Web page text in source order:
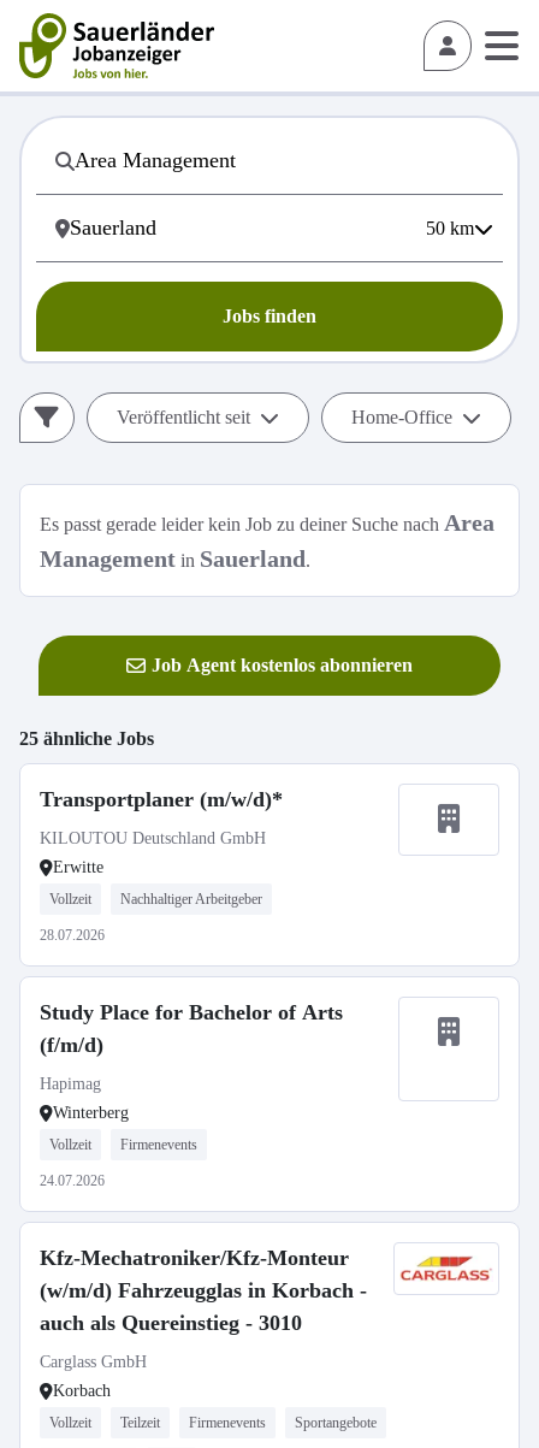
50 km
Jobs finden
Veröffentlicht seit Home-Office
Es passt gerade leider kein Job zu deiner Suche nach Area
Management in Sauerland.
Job Agent kostenlos abonnieren
25 ähnliche Jobs
Transportplaner (m/w/d)*
KILOUTOU Deutschland GmbH
Erwitte
Vollzeit Nachhaltiger Arbeitgeber
28.07.2026
Study Place for Bachelor of Arts
(f/m/d)
Hapimag
Winterberg
Vollzeit Firmenevents
24.07.2026
Kfz-Mechatroniker/Kfz-Monteur
(w/m/d) Fahrzeugglas in Korbach -
auch als Quereinstieg - 3010
Carglass GmbH
Korbach
Vollzeit Teilzeit Firmenevents Sportangebote